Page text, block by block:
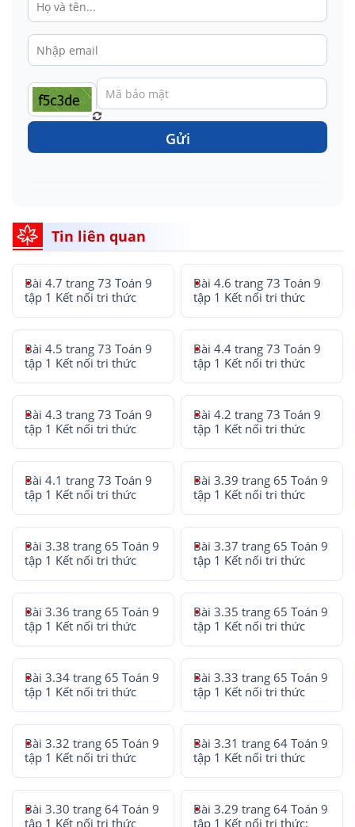
Gửi
Tin liên quan
Bài 4.7 trang 73 Toán 9
tập 1 Kết nối tri thức
Bài 4.6 trang 73 Toán 9
tập 1 Kết nối tri thức
Bài 4.5 trang 73 Toán 9
tập 1 Kết nối tri thức
Bài 4.4 trang 73 Toán 9
tập 1 Kết nối tri thức
Bài 4.3 trang 73 Toán 9
tập 1 Kết nối tri thức
Bài 4.2 trang 73 Toán 9
tập 1 Kết nối tri thức
Bài 4.1 trang 73 Toán 9
tập 1 Kết nối tri thức
Bài 3.39 trang 65 Toán 9
tập 1 Kết nối tri thức
Bài 3.38 trang 65 Toán 9
tập 1 Kết nối tri thức
Bài 3.37 trang 65 Toán 9
tập 1 Kết nối tri thức
Bài 3.36 trang 65 Toán 9
tập 1 Kết nối tri thức
Bài 3.35 trang 65 Toán 9
tập 1 Kết nối tri thức
Bài 3.34 trang 65 Toán 9
tập 1 Kết nối tri thức
Bài 3.33 trang 65 Toán 9
tập 1 Kết nối tri thức
Bài 3.32 trang 65 Toán 9
tập 1 Kết nối tri thức
Bài 3.31 trang 64 Toán 9
tập 1 Kết nối tri thức
Bài 3.30 trang 64 Toán 9
tập 1 Kết nối tri thức
Bài 3.29 trang 64 Toán 9
tập 1 Kết nối tri thức: